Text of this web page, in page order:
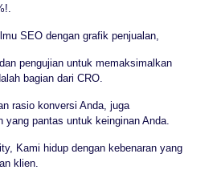
SEO dengan grafik penjualan,
pengujian untuk memaksimalkan
bagian dari CRO.
rasio konversi Anda, juga
yang pantas untuk keinginan Anda.
Kami hidup dengan kebenaran yang
klien.